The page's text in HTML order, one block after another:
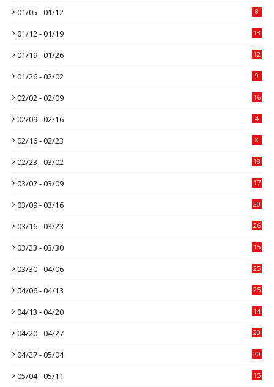
01/05 - 01/12 8
01/12 - 01/19 13
01/19 - 01/26 12
01/26 - 02/02 9
02/02 - 02/09 16
02/09 - 02/16 4
02/16 - 02/23 8
02/23 - 03/02 18
03/02 - 03/09 17
03/09 - 03/16 20
03/16 - 03/23 26
03/23 - 03/30 15
03/30 - 04/06 25
04/06 - 04/13 25
04/13 - 04/20 14
04/20 - 04/27 20
04/27 - 05/04 20
05/04 - 05/11 15